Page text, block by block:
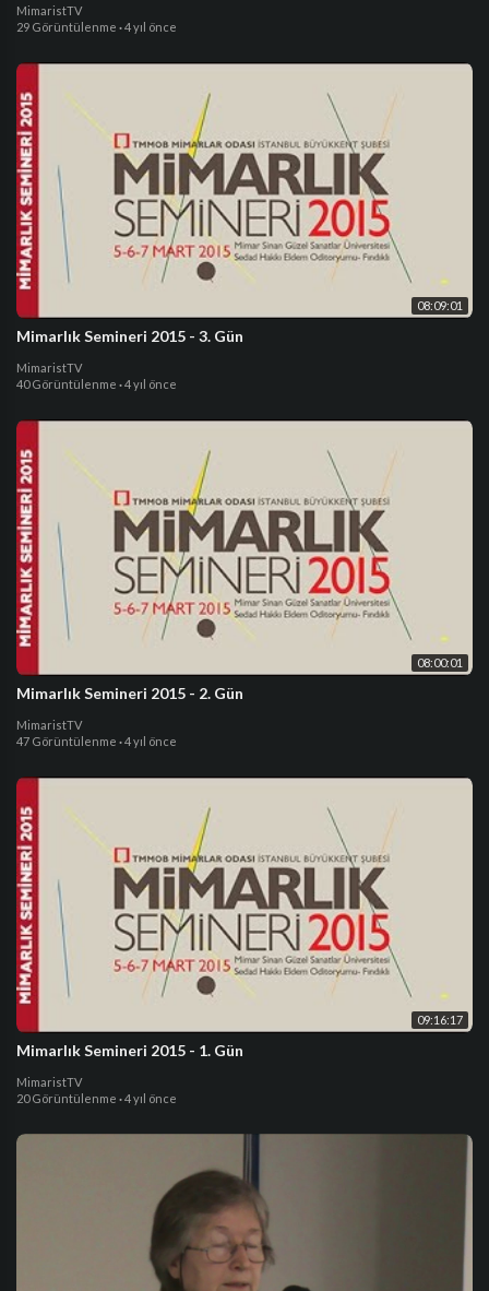
MimaristTV
29 Görüntülenme ·4 yıl önce
08:09:01
Mimarlık Semineri 2015 - 3. Gün
MimaristTV
40 Görüntülenme ·4 yıl önce
08:00:01
Mimarlık Semineri 2015 - 2. Gün
MimaristTV
47 Görüntülenme ·4 yıl önce
09:16:17
Mimarlık Semineri 2015 - 1. Gün
MimaristTV
20 Görüntülenme ·4 yıl önce